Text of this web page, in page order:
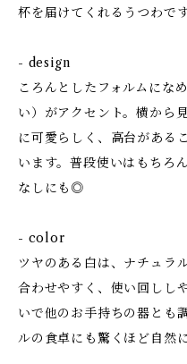
杯を届けてくれるうつわです
- design
ころんとしたフォルムにな
い）がアクセント。横から
に可愛らしく、高台がある
います。普段使いはもちろ
なしにも◎
- color
ツヤのある白は、ナチュラ
合わせやすく、使い回しし
いで他のお手持ちの器とも
ルの食卓にも驚くほど自然